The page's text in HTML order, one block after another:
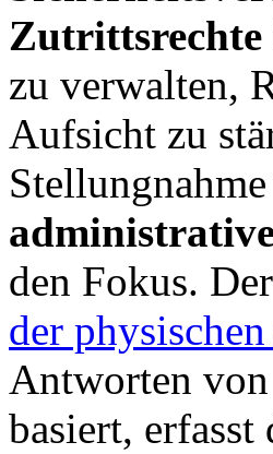
Zutrittsrechte
zu verwalten,
Aufsicht zu
den Fokus.
der
Antworten
basiert,